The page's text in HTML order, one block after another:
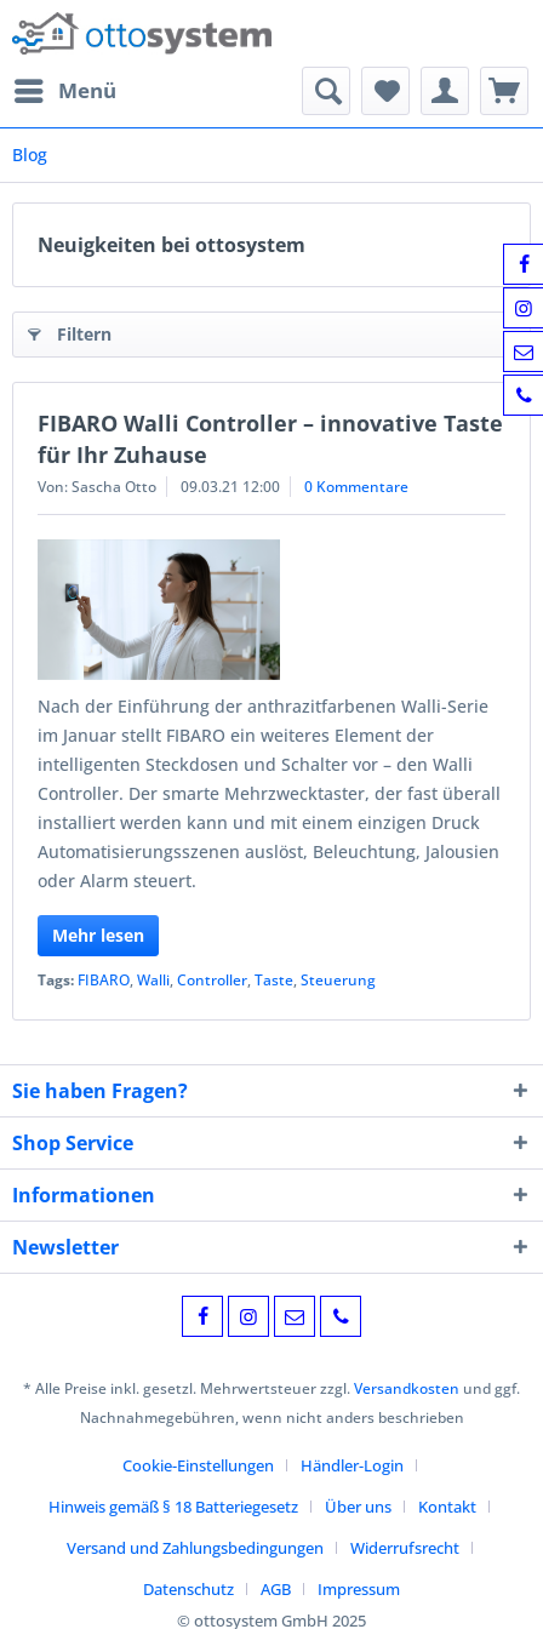
Menü
Blog
Neuigkeiten bei ottosystem
Filtern
FIBARO Walli Controller – innovative Taste
für Ihr Zuhause
Von: Sascha Otto 09.03.21 12:00 0 Kommentare
Nach der Einführung der anthrazitfarbenen Walli-Serie
im Januar stellt FIBARO ein weiteres Element der
intelligenten Steckdosen und Schalter vor – den Walli
Controller. Der smarte Mehrzwecktaster, der fast überall
installiert werden kann und mit einem einzigen Druck
Automatisierungsszenen auslöst, Beleuchtung, Jalousien
oder Alarm steuert.
Mehr lesen
Tags: FIBARO,Walli,Controller,Taste,Steuerung
Sie haben Fragen?
Shop Service
Informationen
Newsletter
* Alle Preise inkl. gesetzl. Mehrwertsteuer zzgl.Versandkosten und ggf.
Nachnahmegebühren, wenn nicht anders beschrieben
Cookie-Einstellungen
Händler-Login
Hinweis gemäß § 18 Batteriegesetz
Über uns
Kontakt
Versand und Zahlungsbedingungen
Widerrufsrecht
Datenschutz
AGB
Impressum
© ottosystem GmbH 2025